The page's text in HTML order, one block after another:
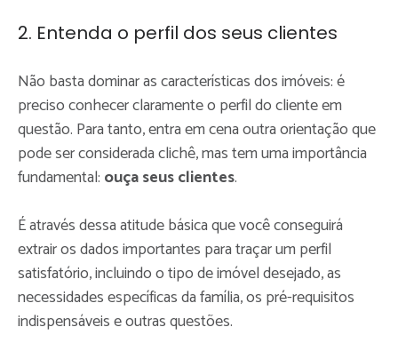
2. Entenda o perfil dos seus clientes
Não basta dominar as características dos imóveis: é
preciso conhecer claramente o perfil do cliente em
questão. Para tanto, entra em cena outra orientação que
pode ser considerada clichê, mas tem uma importância
fundamental: ouça seus clientes.
É através dessa atitude básica que você conseguirá
extrair os dados importantes para traçar um perfil
satisfatório, incluindo o tipo de imóvel desejado, as
necessidades específicas da família, os pré-requisitos
indispensáveis e outras questões.